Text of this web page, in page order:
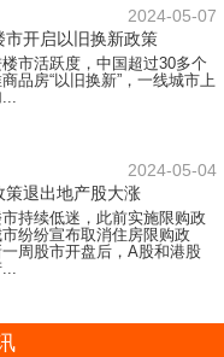
2024-05-07
市开启以旧换新政策
市活跃度，中国超过30多个
品房“以旧换新”，一线城市上
2024-05-04
策退出地产股大涨
持续低迷，此前实施限购政
纷纷宣布取消住房限购政
周股市开盘后，A股和港股
...